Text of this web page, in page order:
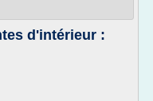
d'intérieur :